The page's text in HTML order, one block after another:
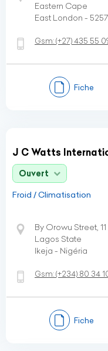
Eastern Cape
East London -
Gsm:(+27)435 55
Fiche
J C Watts
Ouvert
Froid / Climatisation
By Orowu Street,
Lagos State
Ikeja - Nigéria
Gsm:(+234) 80 34
Fiche